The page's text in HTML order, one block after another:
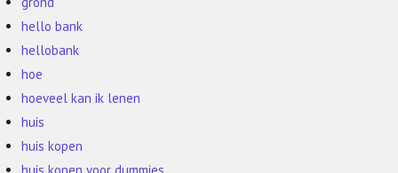
hello bank
hellobank
hoe
hoeveel kan ik lenen
huis
huis kopen